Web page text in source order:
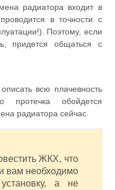
радиатора входит в
в точности с
Поэтому, если
придется общаться с
всю плачевность
протечка обойдется
радиатора сейчас.
ЖКХ, что
вам необходимо
а не